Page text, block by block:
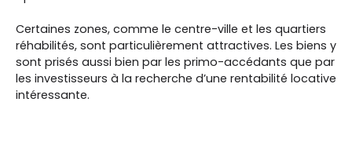
Certaines zones, comme le centre-ville et les quartiers
réhabilités, sont particulièrement attractives. Les biens y
sont prisés aussi bien par les primo-accédants que par
les investisseurs à la recherche d’une rentabilité locative
intéressante.